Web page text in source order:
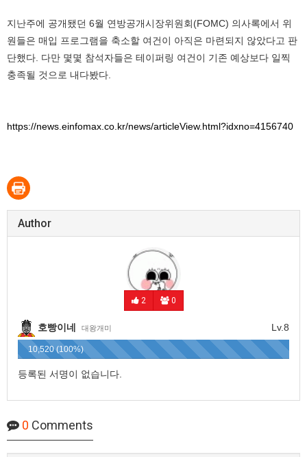
지난주에 공개됐던 6월 연방공개시장위원회(FOMC) 의사록에서 위
원들은 매입 프로그램을 축소할 여건이 아직은 마련되지 않았다고 판
단했다. 다만 몇몇 참석자들은 테이퍼링 여건이 기존 예상보다 일찍
충족될 것으로 내다봤다.
https://news.einfomax.co.kr/news/articleView.html?idxno=4156740
Author
2 0
Lv.8
호빵이네 대왕개미
10,520 (100%)
등록된 서명이 없습니다.
0 Comments